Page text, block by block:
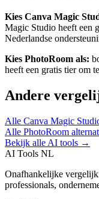
Kies Canva Magic
Magic Studio heeft een
Nederlandse
Kies PhotoRoom als:
heeft een gratis tier om
Andere
Alle Canva Magic
Alle PhotoRoom
Bekijk alle AI tools →
AI Tools NL
Onafhankelijke
professionals,